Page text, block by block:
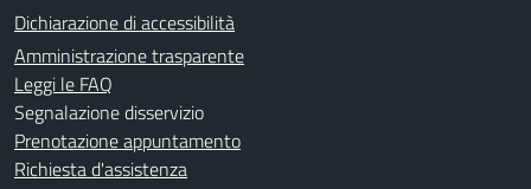
Dichiarazione di accessibilità
Amministrazione trasparente
Leggi le FAQ
Segnalazione disservizio
Prenotazione appuntamento
Richiesta d'assistenza